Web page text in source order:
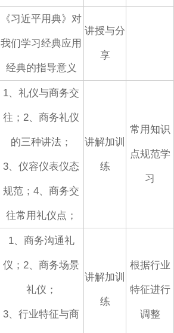
《习近平用典》对
我们学习经典应用
经典的指导意义
讲授与分
享
1、礼仪与商务交
往；2、商务礼仪
的三种讲法；
3、仪容仪表仪态
规范；4、商务交
往常用礼仪点；
讲解加训
练
常用知识
点规范学
习
1、商务沟通礼
仪；2、商务场景
礼仪；
3、行业特征与商
讲解加训
练
根据行业
特征进行
调整